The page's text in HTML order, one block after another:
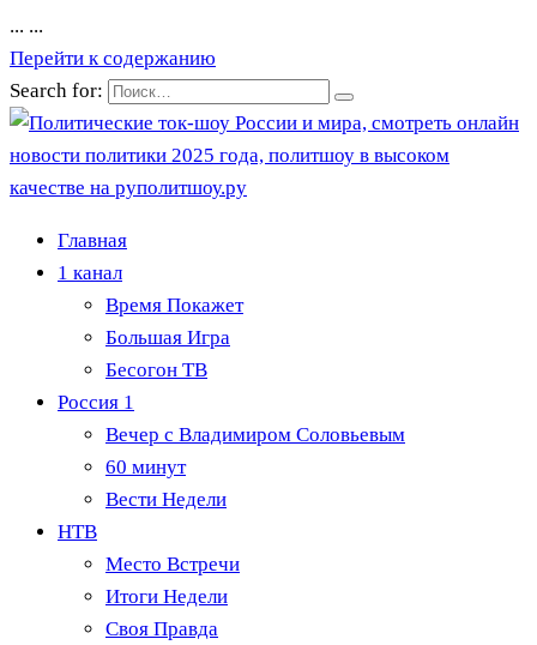
... ...
Перейти к содержанию
Search for:
Главная
1 канал
Время Покажет
Большая Игра
Бесогон ТВ
Россия 1
Вечер с Владимиром Соловьевым
60 минут
Вести Недели
НТВ
Место Встречи
Итоги Недели
Своя Правда